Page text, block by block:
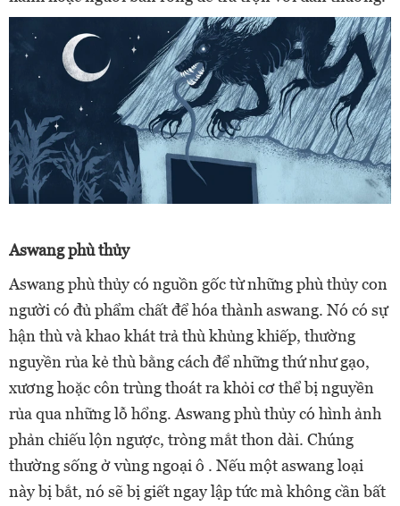
Aswang phù thủy
Aswang phù thủy có nguồn gốc từ những phù thủy con
người có đủ phẩm chất để hóa thành aswang. Nó có sự
hận thù và khao khát trả thù khủng khiếp, thường
nguyền rủa kẻ thù bằng cách để những thứ như gạo,
xương hoặc côn trùng thoát ra khỏi cơ thể bị nguyền
rủa qua những lỗ hổng. Aswang phù thủy có hình ảnh
phản chiếu lộn ngược, tròng mắt thon dài. Chúng
thường sống ở vùng ngoại ô . Nếu một aswang loại
này bị bắt, nó sẽ bị giết ngay lập tức mà không cần bất